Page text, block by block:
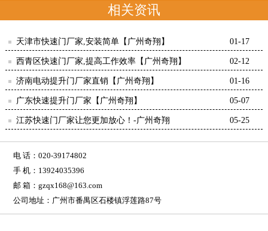
相关资讯
天津市快速门厂家,安装简单【广州奇翔】 01-17
西青区快速门厂家,提高工作效率【广州奇翔】 02-12
济南电动提升门厂家直销【广州奇翔】 01-16
广东快速提升门厂家【广州奇翔】 05-07
江苏快速门厂家让您更加放心！-广州奇翔 05-25
电 话：020-39174802
手 机：13924035396
邮 箱：gzqx168@163.com
公司地址：广州市番禺区石楼镇浮莲路87号